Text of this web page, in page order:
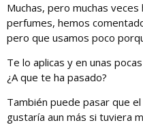
Muchas, pero muchas
perfumes, hemos
pero que usamos poco
Te lo aplicas y en unas
¿A que te ha pasado?
También puede pasar que
gustaría aun más si tuviera